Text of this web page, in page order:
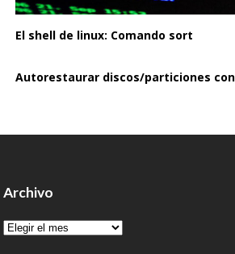
El shell de linux: Comando sort
Autorestaurar discos/particiones
Archivo
Archivo